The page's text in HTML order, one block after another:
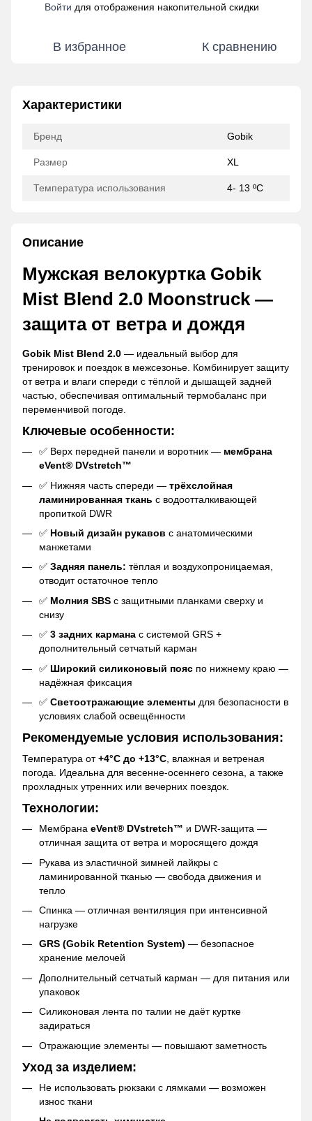
Войти для отображения накопительной скидки
В избранное К сравнению
Характеристики
Бренд Gobik
Размер XL
Температура использования 4- 13 ºC
Описание
Мужская велокуртка Gobik
Mist Blend 2.0 Moonstruck —
защита от ветра и дождя
Gobik Mist Blend 2.0 — идеальный выбор для
тренировок и поездок в межсезонье. Комбинирует защиту
от ветра и влаги спереди с тёплой и дышащей задней
частью, обеспечивая оптимальный термобаланс при
переменчивой погоде.
Ключевые особенности:
✅ Верх передней панели и воротник — мембрана
eVent® DVstretch™
✅ Нижняя часть спереди — трёхслойная
ламинированная ткань с водоотталкивающей
пропиткой DWR
✅ Новый дизайн рукавов с анатомическими
манжетами
✅ Задняя панель: тёплая и воздухопроницаемая,
отводит остаточное тепло
✅ Молния SBS с защитными планками сверху и
снизу
✅ 3 задних кармана с системой GRS +
дополнительный сетчатый карман
✅ Широкий силиконовый пояс по нижнему краю —
надёжная фиксация
✅ Светоотражающие элементы для безопасности в
условиях слабой освещённости
Рекомендуемые условия использования:
Температура от+4°C до +13°C , влажная и ветреная
погода. Идеальна для весенне-осеннего сезона, а также
прохладных утренних или вечерних поездок.
Технологии:
Мембрана eVent® DVstretch™ и DWR-защита —
отличная защита от ветра и моросящего дождя
Рукава из эластичной зимней лайкры с
ламинированной тканью — свобода движения и
тепло
Спинка — отличная вентиляция при интенсивной
нагрузке
GRS (Gobik Retention System) — безопасное
хранение мелочей
Дополнительный сетчатый карман — для питания или
упаковок
Силиконовая лента по талии не даёт куртке
задираться
Отражающие элементы — повышают заметность
Уход за изделием:
Не использовать рюкзаки с лямками — возможен
износ ткани